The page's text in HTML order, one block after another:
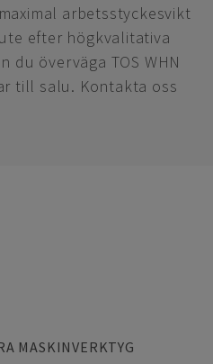
arbetsstyckesvikt
efter högkvalitativa
du överväga TOS WHN
till salu. Kontakta oss
MASKINVERKTYG